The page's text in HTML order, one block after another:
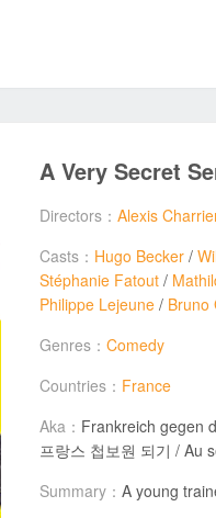
A Very Secret
Directors： Alexis
Casts： Hugo Becker /
Stéphanie Fatout /
Philippe Lejeune / Bruno
Genres： Comedy
Countries： France
Aka： Frankreich gegen
프랑스 첩보원 되기 / Au
Summary： A young